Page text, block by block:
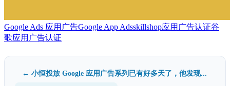
Google Ads 应用广告Google App Adsskillshop应用广告认证谷
歌应用广告认证
← 小恒投放 Google 应用广告系列已有好多天了，他发现...